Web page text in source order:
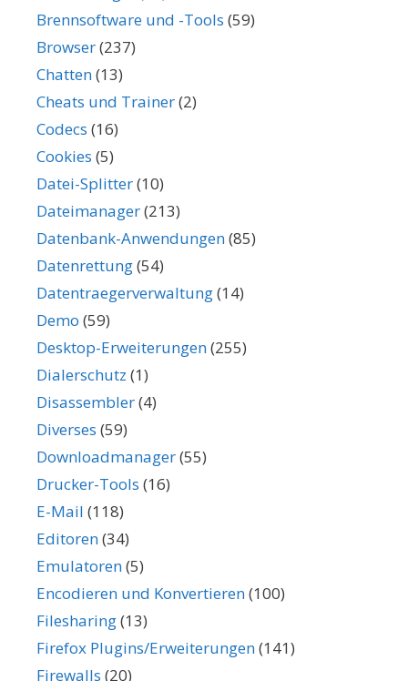
Brennsoftware und -Tools (59)
Browser(237)
Chatten(13)
Cheats und Trainer(2)
Codecs (16)
Cookies (5)
Datei-Splitter(10)
Dateimanager(213)
Datenbank-Anwendungen(85)
Datenrettung(54)
Datentraegerverwaltung(14)
Demo (59)
Desktop-Erweiterungen(255)
Dialerschutz (1)
Disassembler(4)
Diverses (59)
Downloadmanager(55)
Drucker-Tools (16)
E-Mail (118)
Editoren(34)
Emulatoren(5)
Encodieren und Konvertieren(100)
Filesharing(13)
Firefox Plugins/Erweiterungen(141)
Firewalls (20)